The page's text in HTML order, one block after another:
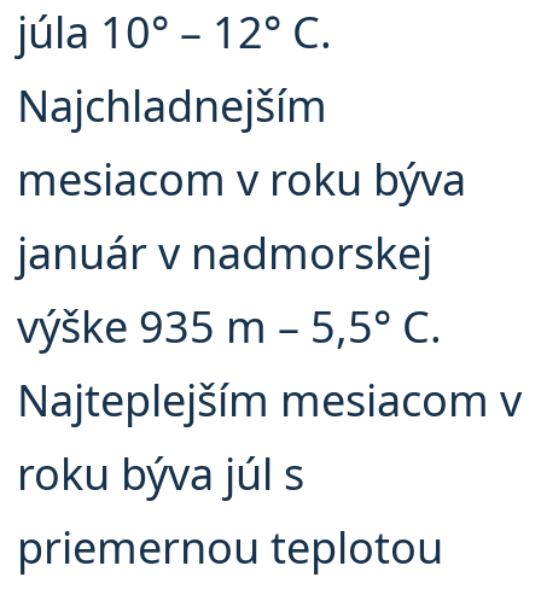
júla 10° – 12° C.
Najchladnejším
mesiacom v roku býva
január v nadmorskej
výške 935 m – 5,5° C.
Najteplejším mesiacom v
roku býva júl s
priemernou teplotou